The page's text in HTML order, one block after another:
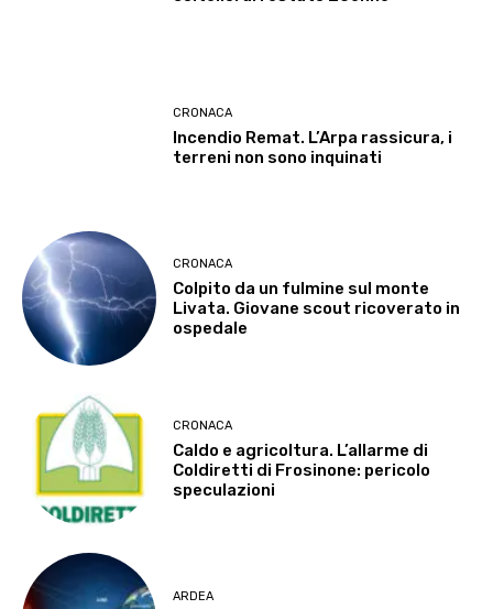
CRONACA
Incendio Remat. L’Arpa rassicura, i
terreni non sono inquinati
CRONACA
Colpito da un fulmine sul monte
Livata. Giovane scout ricoverato in
ospedale
CRONACA
Caldo e agricoltura. L’allarme di
Coldiretti di Frosinone: pericolo
speculazioni
ARDEA